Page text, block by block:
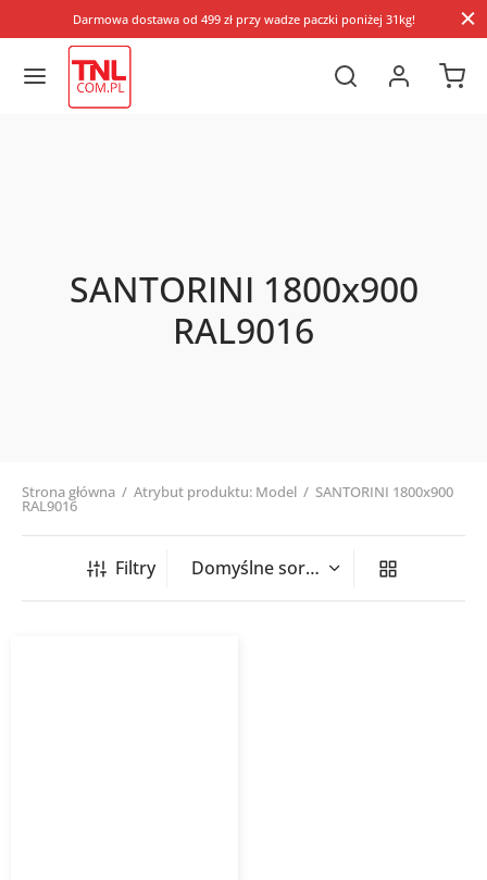
Darmowa dostawa od 499 zł przy wadze paczki poniżej 31kg!
SANTORINI 1800x900
RAL9016
Strona główna / Atrybut produktu: Model / SANTORINI 1800x900
RAL9016
Filtry